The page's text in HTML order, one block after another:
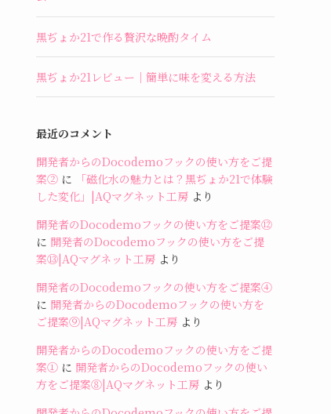
黒ぢょか21で作る贅沢な晩酌タイム
黒ぢょか21レビュー｜簡単に味を変える方法
最近のコメント
開発者からのDocodemoフックの使い方をご提
案② に
「磁化水の魅力とは？黒ぢょか21で体験
した変化」|AQマグネット工房 より
開発者のDocodemoフックの使い方をご提案⑫
に 開発者のDocodemoフックの使い方をご提
案⑬|AQマグネット工房 より
開発者のDocodemoフックの使い方をご提案④
に 開発者からのDocodemoフックの使い方を
ご提案⑨|AQマグネット工房 より
開発者からのDocodemoフックの使い方をご提
案① に 開発者からのDocodemoフックの使い
方をご提案⑧|AQマグネット工房 より